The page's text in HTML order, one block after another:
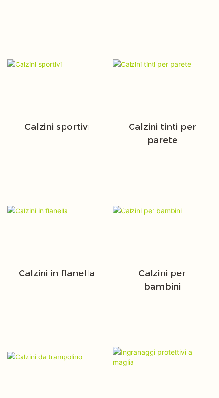
Calzini sportivi
Calzini tinti per
parete
Calzini in flanella
Calzini per
bambini